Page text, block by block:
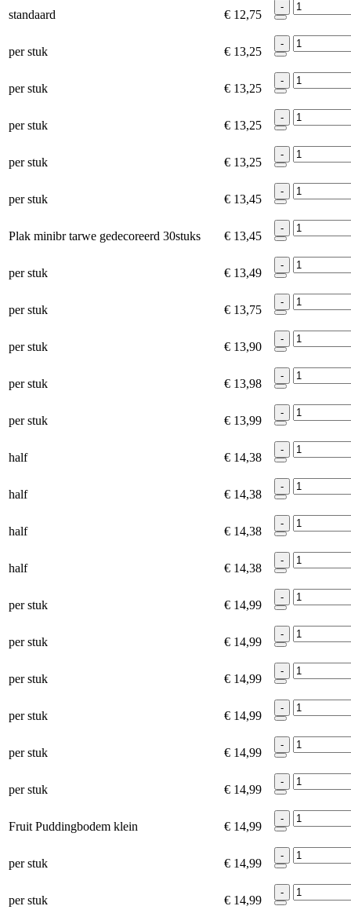
standaard € 12,75
-
per stuk € 13,25
-
per stuk € 13,25
-
per stuk € 13,25
-
per stuk € 13,25
-
per stuk € 13,45
-
Plak minibr tarwe gedecoreerd 30stuks € 13,45
-
per stuk € 13,49
-
per stuk € 13,75
-
per stuk € 13,90
-
per stuk € 13,98
-
per stuk € 13,99
-
half € 14,38
-
half € 14,38
-
half € 14,38
-
half € 14,38
-
per stuk € 14,99
-
per stuk € 14,99
-
per stuk € 14,99
-
per stuk € 14,99
-
per stuk € 14,99
-
per stuk € 14,99
-
Fruit Puddingbodem klein € 14,99
-
per stuk € 14,99
-
per stuk € 14,99
-